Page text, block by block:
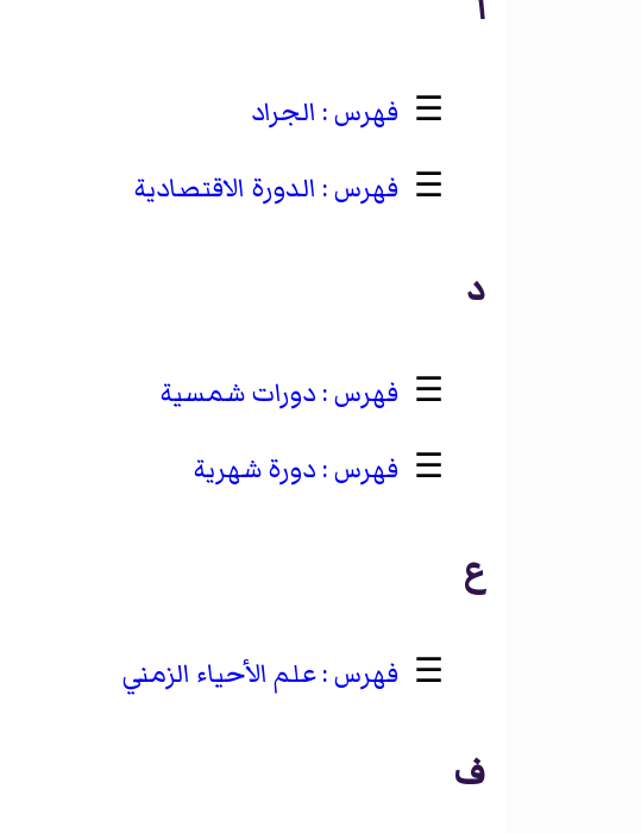
☰
الجراد
☰
الدورة الاقتصادية
د
☰
دورات شمسية
☰
دورة شهرية
ع
☰ علم الأحياء الزمني
ف